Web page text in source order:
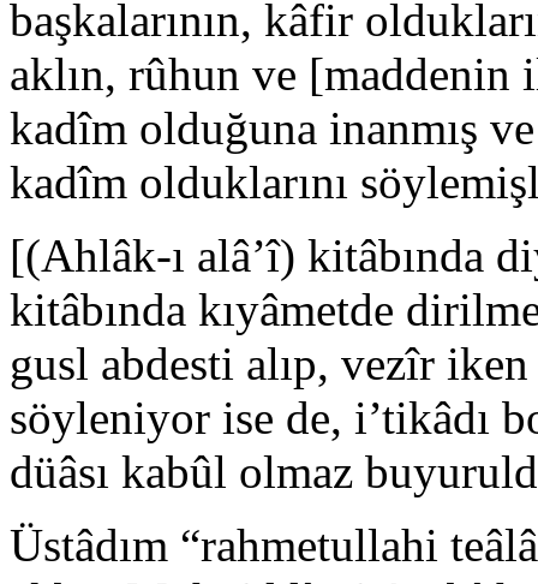
başkalarının, kâfir
aklın, rûhun ve
kadîm olduğuna inanmış
kadîm olduklarını
[(Ahlâk-ı alâ’î) kitâbında
kitâbında kıyâmetde
gusl abdesti alıp, vezîr
söyleniyor ise de, i’tikâdı
düâsı kabûl olmaz
Üstâdım “rahmetullahi